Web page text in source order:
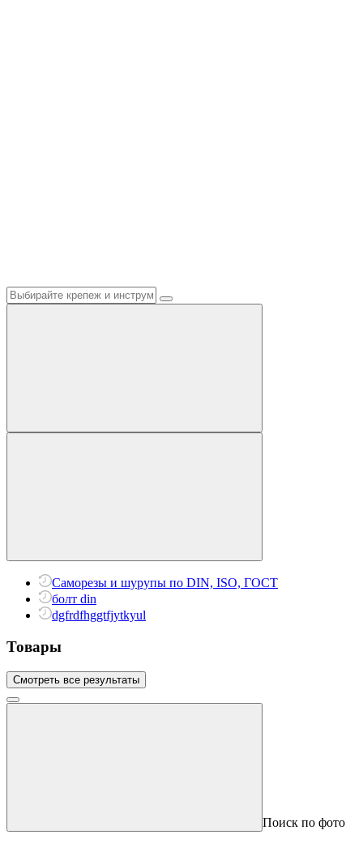
Саморезы и шурупы по DIN, ISO, ГОСТ
болт din
dgfrdfhggtfjytkyul
Товары
Смотреть все результаты
Поиск по фото